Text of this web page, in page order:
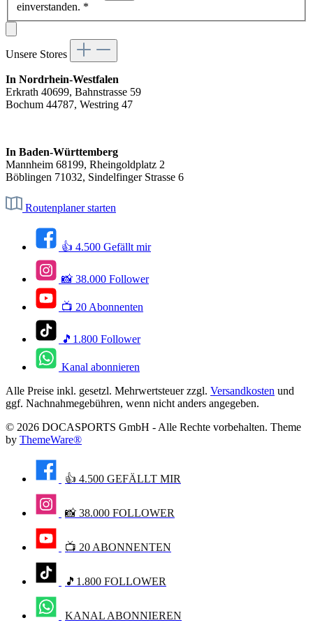
einverstanden. *
Unsere Stores
In Nordrhein-Westfalen
Erkrath 40699, Bahnstrasse 59
Bochum 44787, Westring 47
In Baden-Württemberg
Mannheim 68199, Rheingoldplatz 2
Böblingen 71032, Sindelfinger Strasse 6
Routenplaner starten
👍 4.500 Gefällt mir
📸 38.000 Follower
📺 20 Abonnenten
🎵1.800 Follower
Kanal abonnieren
Alle Preise inkl. gesetzl. Mehrwertsteuer zzgl. Versandkosten und
ggf. Nachnahmegebühren, wenn nicht anders angegeben.
© 2026 DOCASPORTS GmbH - Alle Rechte vorbehalten. Theme
by ThemeWare®
👍 4.500 GEFÄLLT MIR
📸 38.000 FOLLOWER
📺 20 ABONNENTEN
🎵1.800 FOLLOWER
KANAL ABONNIEREN